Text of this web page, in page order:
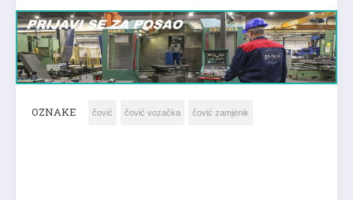
OZNAKE čović čović vozačka čović zamjenik